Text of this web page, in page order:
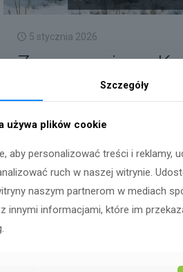
5 stycznia 2026
Zaproszenie na
KolędowySzczegóły
używa plików cookie
aby personalizować treści i reklamy,
ruch w naszej witrynie.
naszym partnerom w mediach
innymi informacjami, które im